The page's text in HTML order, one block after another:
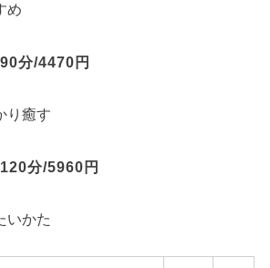
め
分/4470円
り癒す
分/5960円
いかた